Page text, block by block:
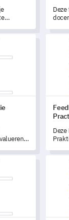
en
Enquête
te
voor